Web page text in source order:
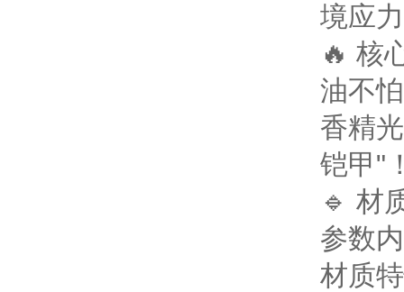
境应
🔥 核
油不
香精
铠甲"
🔹 材
参数
材质